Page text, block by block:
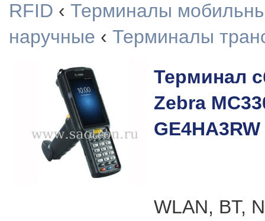
RFID ‹ Терминалы
наручные ‹ Терминалы
Терминал
Zebra
GE4HA3RW
WLAN, BT,